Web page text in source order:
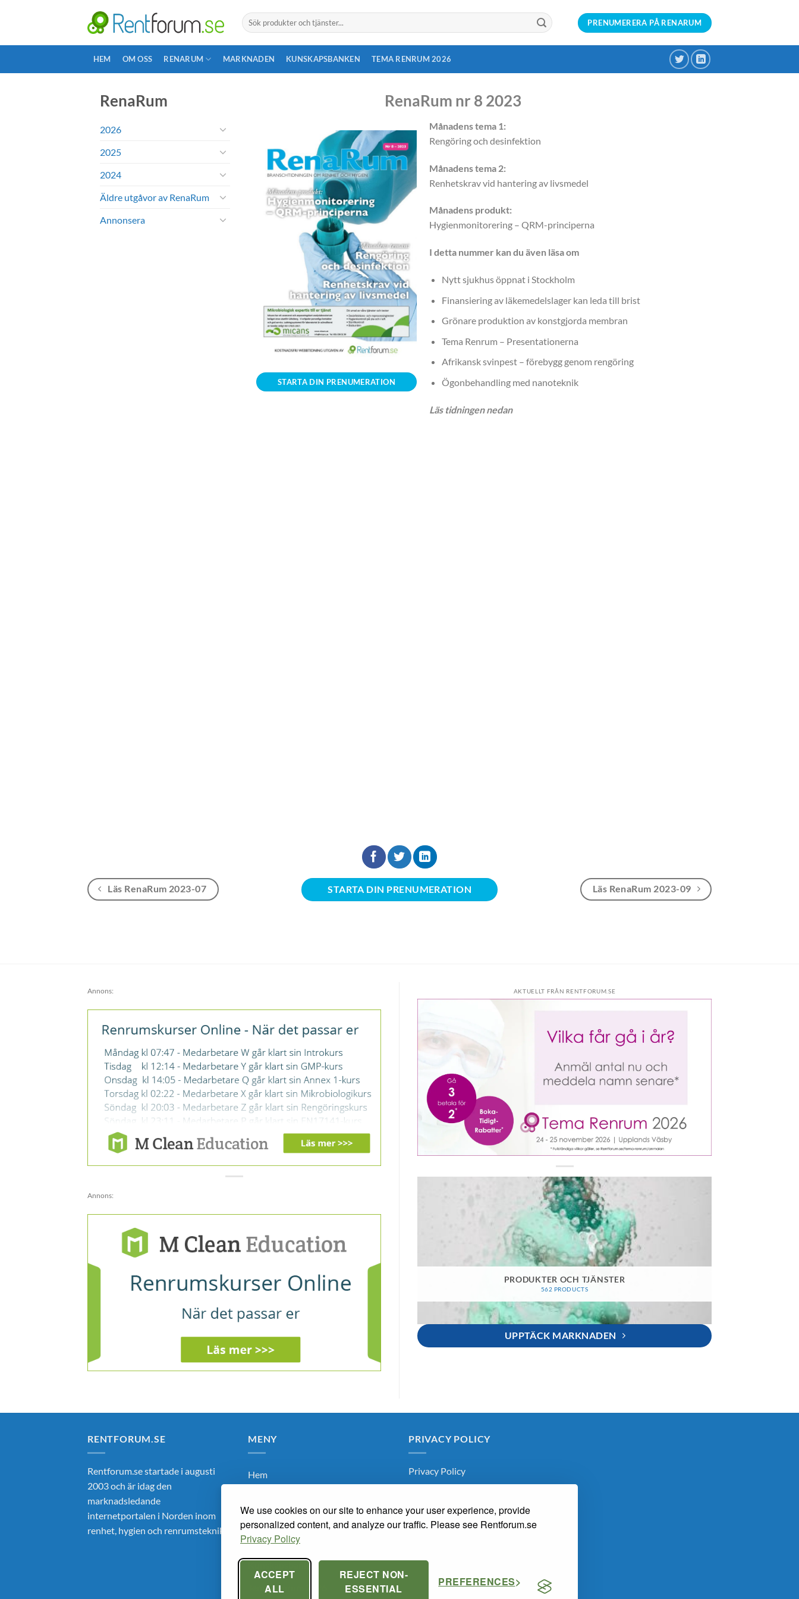
We use cookies on our site to enhance your user experience, provide
personalized content, and analyze our traffic. Please see Rentforum.se
Privacy Policy
ACCEPT
ALL
REJECT NON-
ESSENTIAL
PREFERENCES
Search
for:
PRENUMERERA PÅ RENARUM
HEM OM OSS RENARUM MARKNADEN KUNSKAPSBANKEN TEMA RENRUM 2026
RenaRum
2026
2025
2024
Äldre utgåvor av RenaRum
Annonsera
RenaRum nr 8 2023
STARTA DIN PRENUMERATION
Månadens tema 1:
Rengöring och desinfektion
Månadens tema 2:
Renhetskrav vid hantering av livsmedel
Månadens produkt:
Hygienmonitorering – QRM-principerna
I detta nummer kan du även läsa om
Nytt sjukhus öppnat i Stockholm
Finansiering av läkemedelslager kan leda till brist
Grönare produktion av konstgjorda membran
Tema Renrum – Presentationerna
Afrikansk svinpest – förebygg genom rengöring
Ögonbehandling med nanoteknik
Läs tidningen nedan
Läs RenaRum 2023-07 STARTA DIN PRENUMERATION Läs RenaRum 2023-09
Annons:
Annons:
AKTUELLT FRÅN RENTFORUM.SE
PRODUKTER OCH TJÄNSTER
562 PRODUCTS
UPPTÄCK MARKNADEN
RENTFORUM.SE
Rentforum.se startade i augusti
2003 och är idag den
marknadsledande
internetportalen i Norden inom
renhet, hygien och renrumsteknik.
MENY
Hem
Renarum
Marknaden
Kunskapsbanken
Tema Renrum 2026
PRIVACY POLICY
Privacy Policy